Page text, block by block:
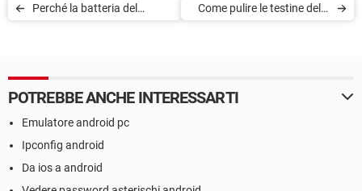
Perché la batteria del
Come pulire le testine della
POTREBBE ANCHE INTERESSARTI
Emulatore android pc
Ipconfig android
Da ios a android